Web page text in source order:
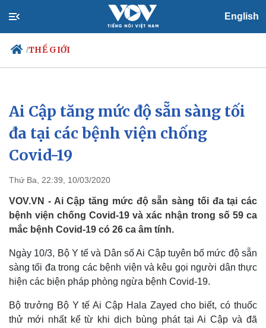
English
/THẾ GIỚI
Chính trị
Đảng
Tổ chức nhân sự
Quốc hội
Nhận diện sự thật
Xã hội
Tin 24h
Dự báo thời tiết
Ai Cập tăng mức độ sẵn sàng tối
đa tại các bệnh viện chống
Covid-19
Thứ Ba, 22:39, 10/03/2020
VOV.VN - Ai Cập tăng mức độ sẵn sàng tối đa tại các
bệnh viện chống Covid-19 và xác nhận trong số 59 ca
mắc bệnh Covid-19 có 26 ca âm tính.
Ngày 10/3, Bộ Y tế và Dân số Ai Cập tuyên bố mức độ sẵn
sàng tối đa trong các bệnh viện và kêu gọi người dân thực
hiện các biện pháp phòng ngừa bệnh Covid-19.
Bộ trưởng Bộ Y tế Ai Cập Hala Zayed cho biết, có thuốc
thử mới nhất kể từ khi dịch bùng phát tại Ai Cập và đã